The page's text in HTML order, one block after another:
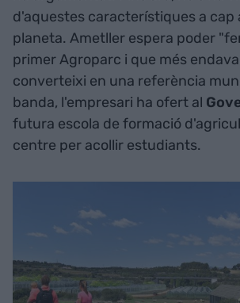
d'aquestes característiques a cap
planeta. Ametller espera poder
primer Agroparc i que més
converteixi en una referència
banda, l'empresari ha ofert al
futura escola de formació
centre per acollir estudiants.